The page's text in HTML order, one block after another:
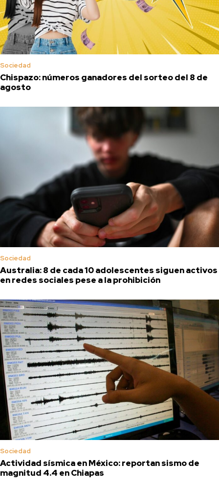
Sociedad
Chispazo: números ganadores del sorteo del 8 de
agosto
Sociedad
Australia: 8 de cada 10 adolescentes siguen activos
en redes sociales pese a la prohibición
Sociedad
Actividad sísmica en México: reportan sismo de
magnitud 4.4 en Chiapas